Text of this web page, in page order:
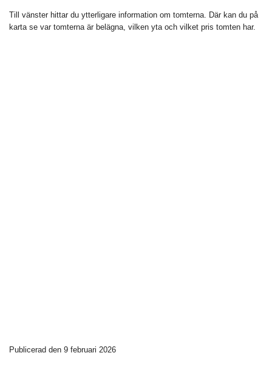
Till vänster hittar du ytterligare information om tomterna. Där kan du på
karta se var tomterna är belägna, vilken yta och vilket pris tomten har.
Publicerad den 9 februari 2026